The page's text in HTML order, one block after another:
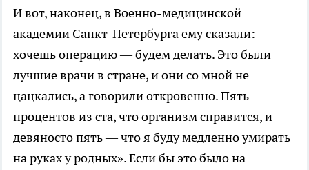
И вот, наконец, в Военно-медицинской
академии Санкт-Петербурга ему сказали:
хочешь операцию — будем делать. Это были
лучшие врачи в стране, и они со мной не
цацкались, а говорили откровенно. Пять
процентов из ста, что организм справится, и
девяносто пять — что я буду медленно умирать
на руках у родных». Если бы это было на